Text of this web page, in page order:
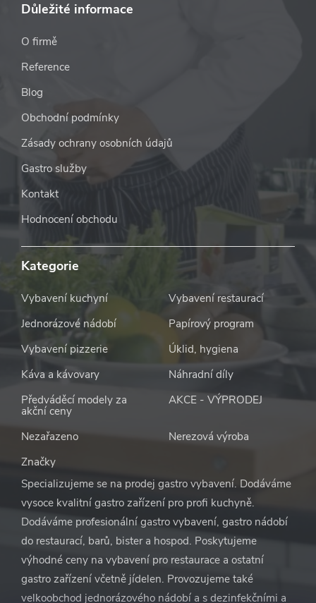
Důležité informace
O firmě
Reference
Blog
Obchodní podmínky
Zásady ochrany osobních údajů
Gastro služby
Kontakt
Hodnocení obchodu
Kategorie
Vybavení kuchyní
Vybavení restaurací
Jednorázové nádobí
Papírový program
Vybavení pizzerie
Úklid, hygiena
Káva a kávovary
Náhradní díly
Předváděcí modely za
akční ceny
AKCE - VÝPRODEJ
Nezařazeno
Nerezová výroba
Značky
Specializujeme se na prodej gastro vybavení. Dodáváme
vysoce kvalitní gastro zařízení pro profi kuchyně.
Dodáváme profesionální gastro vybavení, gastro nádobí
do restaurací, barů, bister a hospod. Poskytujeme
výhodné ceny na vybavení pro restaurace a ostatní
gastro zařízení včetně jídelen. Provozujeme také
velkoobchod jednorázového nádobí a s dezinfekčními a